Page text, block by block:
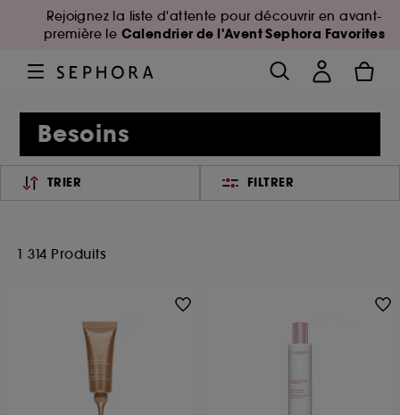
Rejoignez la liste d'attente pour découvrir en avant-
première le Calendrier de l'Avent Sephora Favorites
Besoins
TRIER FILTRER
1 314 Produits